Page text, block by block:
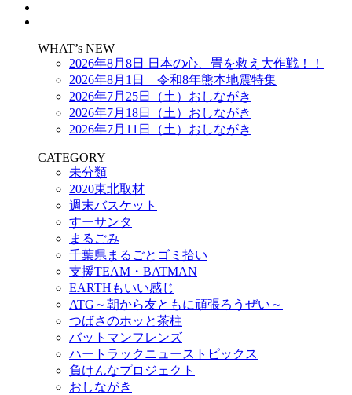
WHAT’s NEW
2026年8月8日 日本の心、畳を救え大作戦！！
2026年8月1日 令和8年熊本地震特集
2026年7月25日（土）おしながき
2026年7月18日（土）おしながき
2026年7月11日（土）おしながき
CATEGORY
未分類
2020東北取材
週末バスケット
すーサンタ
まるごみ
千葉県まるごとゴミ拾い
支援TEAM・BATMAN
EARTHもいい感じ
ATG～朝から友ともに頑張ろうぜい～
つばさのホッと茶柱
バットマンフレンズ
ハートラックニューストピックス
負けんなプロジェクト
おしながき